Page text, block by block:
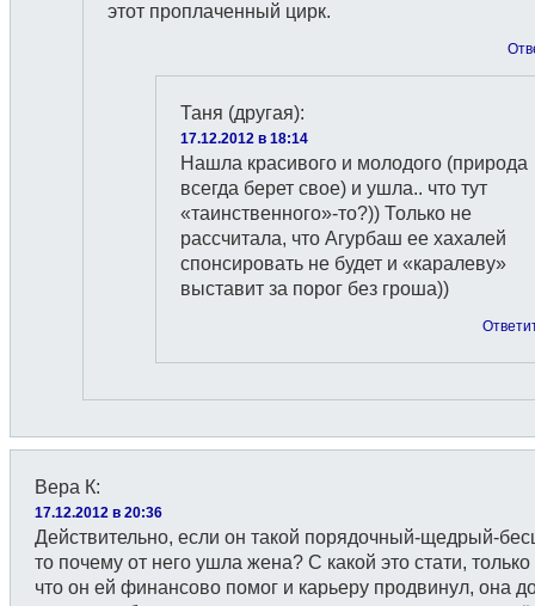
этот проплаченный цирк.
Таня (другая):
17.12.2012 в 18:14
Нашла красивого и молодого (природа
всегда берет свое) и ушла.. что тут
«таинственного»-то?)) Только не
рассчитала, что Агурбаш ее хахалей
спонсировать не будет и «каралеву»
выставит за порог без гроша))
Вера К:
17.12.2012 в 20:36
Действительно, если он такой порядочный-щедрый-
то почему от него ушла жена? С какой это стати, только
что он ей финансово помог и карьеру продвинул, она